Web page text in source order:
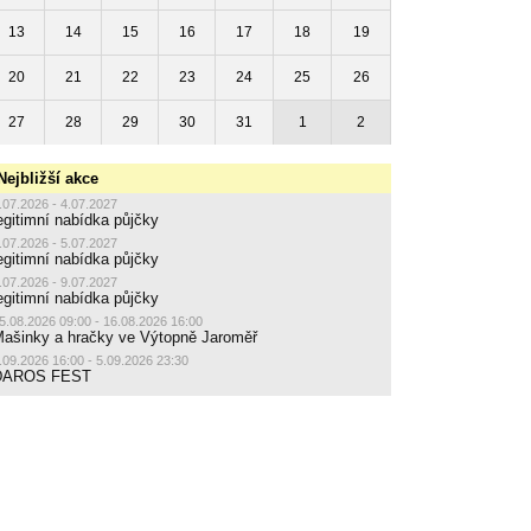
13 14 15 16 17 18 19
20 21 22 23 24 25 26
27 28 29 30 31 1 2
Nejbližší akce
- 4.07.2027
nabídka půjčky
- 5.07.2027
nabídka půjčky
- 9.07.2027
nabídka půjčky
09:00 - 16.08.2026 16:00
a hračky ve Výtopně Jaroměř
16:00 - 5.09.2026 23:30
FEST